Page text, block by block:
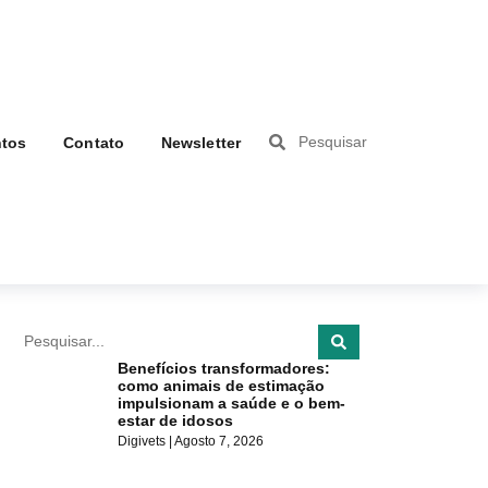
Contato Newsletter
Benefícios transformadores:
como animais de estimação
impulsionam a saúde e o bem-
estar de idosos
Digivets Agosto 7, 2026